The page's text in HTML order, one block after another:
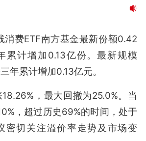
消费ETF南方基金最新份额0.42
累计增加0.13亿份。最新规模
年累计增加0.13亿元。
，最大回撤为25.0%。当
，超过历史69%的时间，处于
密切关注溢价率走势及市场变